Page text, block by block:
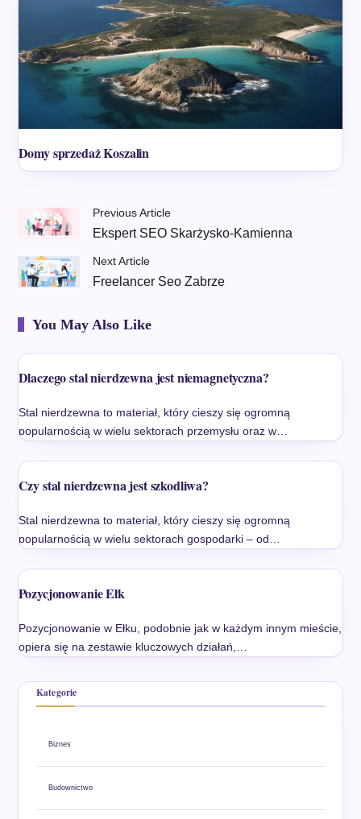
Domy sprzedaż Koszalin
Previous Article
Ekspert SEO Skarżysko-Kamienna
Next Article
Freelancer Seo Zabrze
You May Also Like
Dlaczego stal nierdzewna jest niemagnetyczna?
Stal nierdzewna to materiał, który cieszy się ogromną
popularnością w wielu sektorach przemysłu oraz w…
Czy stal nierdzewna jest szkodliwa?
Stal nierdzewna to materiał, który cieszy się ogromną
popularnością w wielu sektorach gospodarki – od…
Pozycjonowanie Ełk
Pozycjonowanie w Ełku, podobnie jak w każdym innym mieście,
opiera się na zestawie kluczowych działań,…
Kategorie
Biznes
Budownictwo